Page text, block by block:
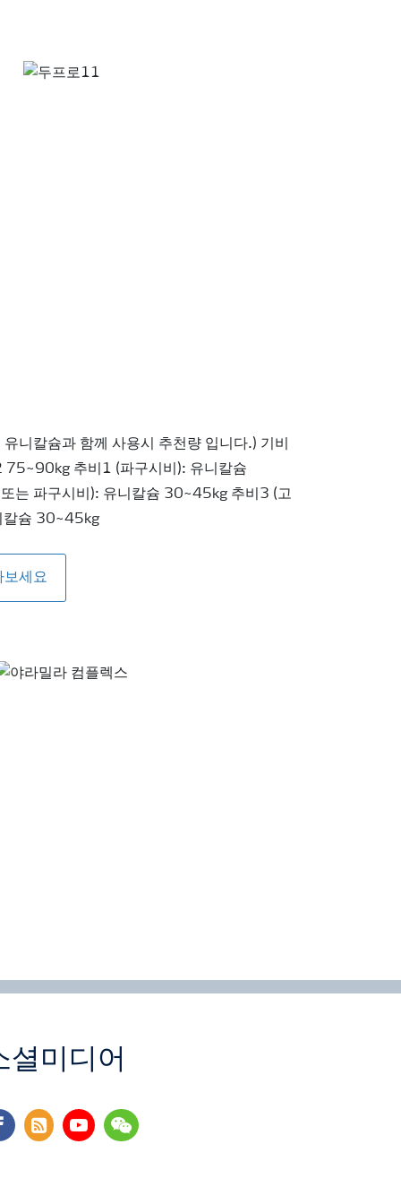
니칼슘과 함께 사용시 추천량 입니다.) 기비
75~90kg 추비1 (파구시비): 유니칼슘
는 파구시비): 유니칼슘 30~45kg 추비3 (고
칼슘 30~45kg
보세요
셜미디어
rss youtubewechat